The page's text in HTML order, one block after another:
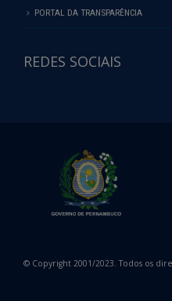
PORTAL DA TRANSPARÊNCIA
REDES SOCIAIS
© Copyright 2001/2023. Todos os